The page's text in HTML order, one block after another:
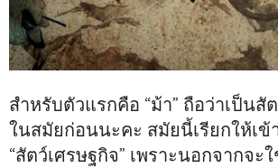
สำหรับตัวแรกคือ “ม้า” ถือว่าเป็น
ในสมัยก่อนนะคะ สมัยนี้เรียกให้เข้
“สัตว์เศรษฐกิจ” เพราะนอกจากจะ